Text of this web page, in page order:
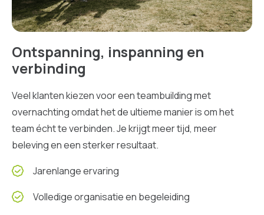
Ontspanning, inspanning en
verbinding
Veel klanten kiezen voor een teambuilding met
overnachting omdat het de ultieme manier is om het
team écht te verbinden. Je krijgt meer tijd, meer
beleving en een sterker resultaat.
Jarenlange ervaring
Volledige organisatie en begeleiding